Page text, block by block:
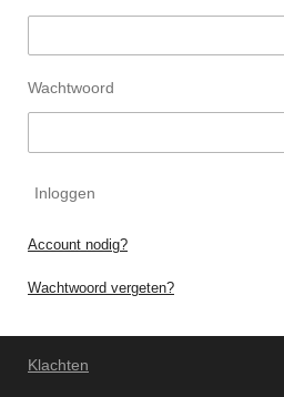
Wachtwoord
Inloggen
Account nodig?
Wachtwoord vergeten?
Klachten